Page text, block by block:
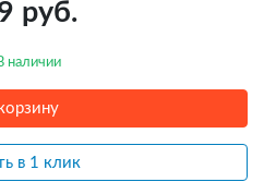
руб.
наличии
в 1 клик